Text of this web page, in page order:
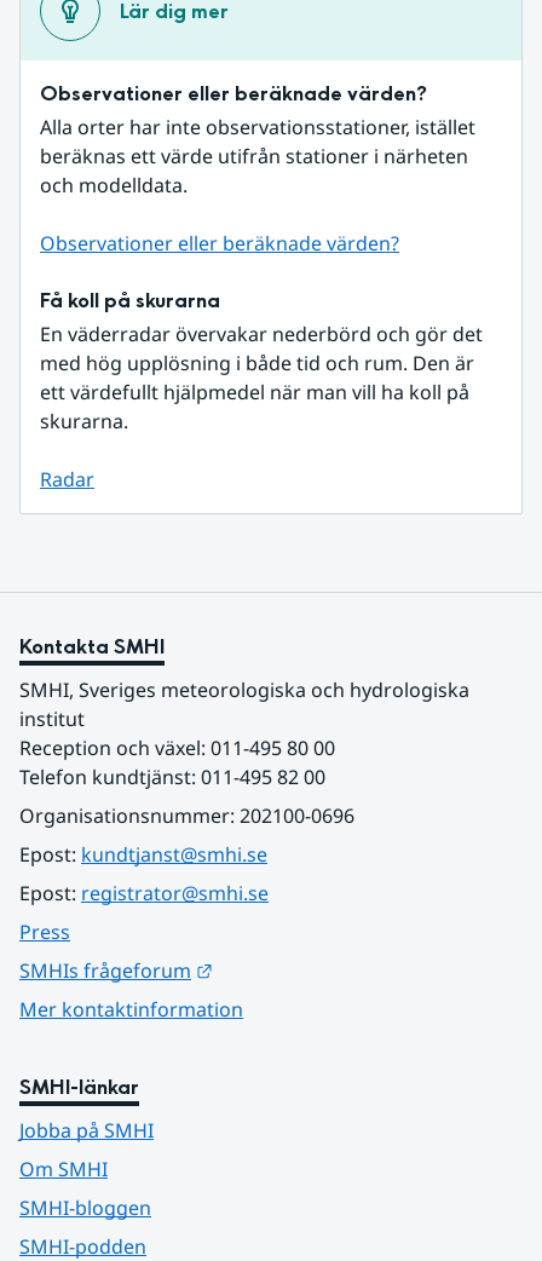
Lär dig mer
Observationer eller beräknade värden?
Alla orter har inte observationsstationer, istället
beräknas ett värde utifrån stationer i närheten
och modelldata.
Observationer eller beräknade värden?
Få koll på skurarna
En väderradar övervakar nederbörd och gör det
med hög upplösning i både tid och rum. Den är
ett värdefullt hjälpmedel när man vill ha koll på
skurarna.
Radar
Kontakta SMHI
SMHI, Sveriges meteorologiska och hydrologiska
institut
Reception och växel: 011-495 80 00
Telefon kundtjänst: 011-495 82 00
Organisationsnummer: 202100-0696
Epost: kundtjanst@smhi.se
Epost: registrator@smhi.se
Press
SMHIs frågeforum
Mer kontaktinformation
SMHI-länkar
Jobba på SMHI
Om SMHI
SMHI-bloggen
SMHI-podden